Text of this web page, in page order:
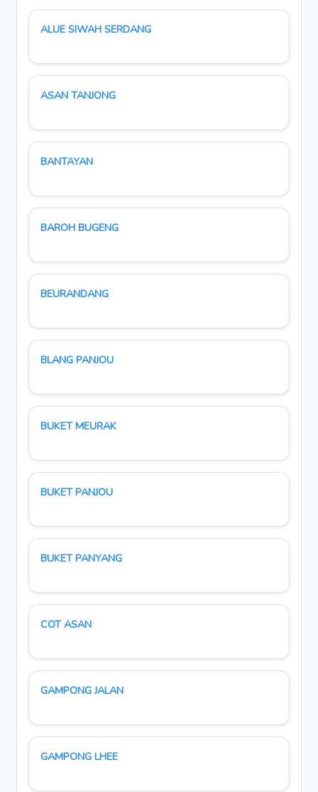
ALUE SIWAH SERDANG
ASAN TANJONG
BANTAYAN
BAROH BUGENG
BEURANDANG
BLANG PANJOU
BUKET MEURAK
BUKET PANJOU
BUKET PANYANG
COT ASAN
GAMPONG JALAN
GAMPONG LHEE